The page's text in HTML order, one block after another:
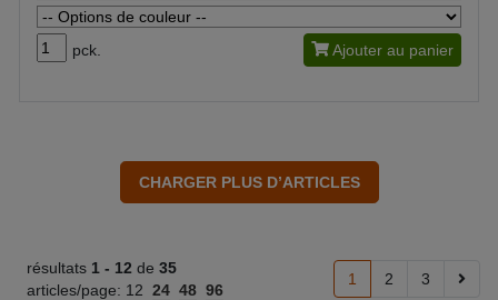
pck. Ajouter au panier
résultats 1 - 12 de 35
articles/page: 12 24 48 96
1 2 3